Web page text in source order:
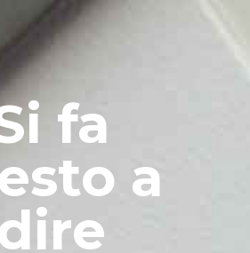
fa
a